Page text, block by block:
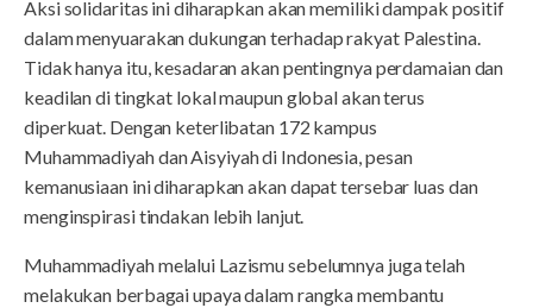
Aksi solidaritas ini diharapkan akan memiliki dampak positif
dalam menyuarakan dukungan terhadap rakyat Palestina.
Tidak hanya itu, kesadaran akan pentingnya perdamaian dan
keadilan di tingkat lokal maupun global akan terus
diperkuat. Dengan keterlibatan 172 kampus
Muhammadiyah dan Aisyiyah di Indonesia, pesan
kemanusiaan ini diharapkan akan dapat tersebar luas dan
menginspirasi tindakan lebih lanjut.
Muhammadiyah melalui Lazismu sebelumnya juga telah
melakukan berbagai upaya dalam rangka membantu